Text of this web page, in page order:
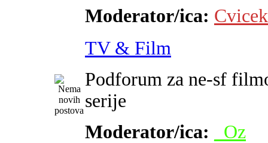
Moderator/ica: Cvicek
TV & Film
Podforum za ne-sf
serije
Moderator/ica:
_Oz